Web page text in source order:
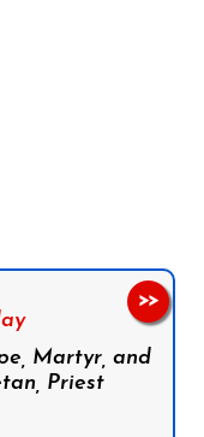
Martyr, and
Priest
>>